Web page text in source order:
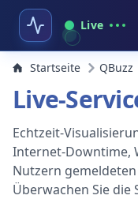
Live
Startseite QBuzz
Live-
Echtzeit-
Internet-Downtime,
Nutzern
Überwachen Sie die